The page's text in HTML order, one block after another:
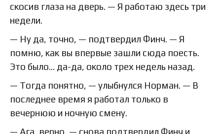
скосив глаза на дверь. — Я работаю здесь три
недели.
— Ну да, точно, — подтвердил Финч. — Я
помню, как вы впервые зашли сюда поесть.
Это было… да-да, около трех недель назад.
— Тогда понятно, — улыбнулся Норман. — В
последнее время я работал только в
вечернюю и ночную смену.
— Ага, верно, — снова подтвердил Финч и